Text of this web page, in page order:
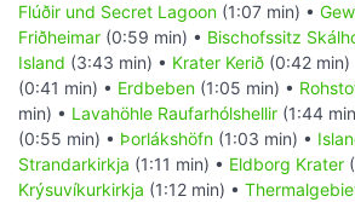
Flúðir und Secret Lagoon (1:07 min) •
Friðheimar (0:59 min) • Bischofssitz
Island (3:43 min) • Krater Kerið (0:42 min)
(0:41 min) • Erdbeben (1:05 min) •
min) • Lavahöhle Raufarhólshellir (1:44
(0:55 min) • Þorlákshöfn (1:03 min) •
Strandarkirkja (1:11 min) • Eldborg Krater
Krýsuvíkurkirkja (1:12 min) •